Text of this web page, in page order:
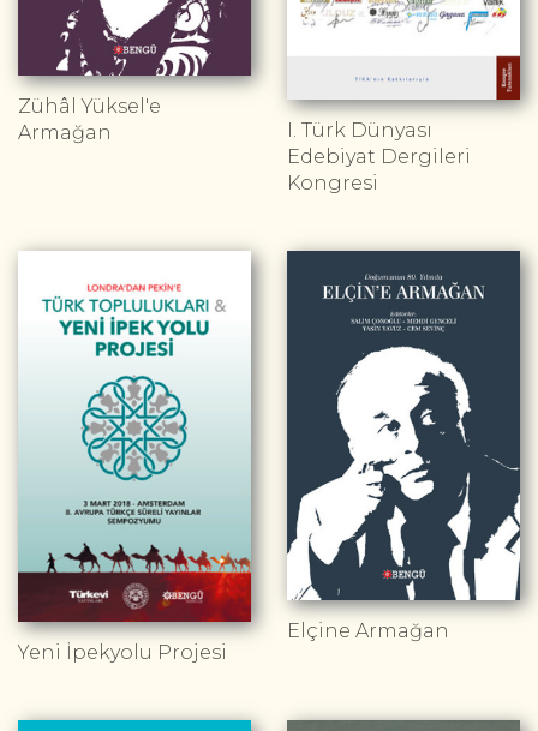
Zühâl Yüksel'e
Armağan
I. Türk Dünyası
Edebiyat Dergileri
Kongresi
Yeni İpekyolu Projesi
Elçine Armağan